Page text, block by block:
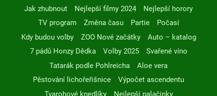
Jak zhubnout Nejlepší filmy 2024
Nejlepší horory
TV program
Změna času Partie
Počasí
Kdy budou volby
ZOO Nové začátky
Auto – katalog
7 pádů Honzy Dědka
Volby 2025
Svařené víno
Tatarák podle Pohlreicha
Aloe vera
Pěstování lichořeřišnice
Výpočet ascendentu
Tvarohové knedlíky
Nejlepší palačinky